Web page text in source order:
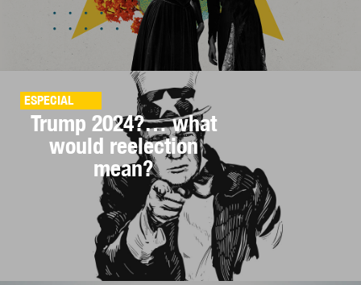
ESPECIAL
Trump 2024?… what
would reelection
mean?